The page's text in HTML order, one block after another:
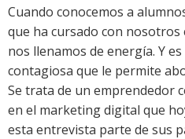
Cuando conocemos a
que ha cursado con nosotros
nos llenamos de energía. Y
contagiosa que le permite
Se trata de un emprendedor
en el marketing digital que
esta entrevista parte de sus